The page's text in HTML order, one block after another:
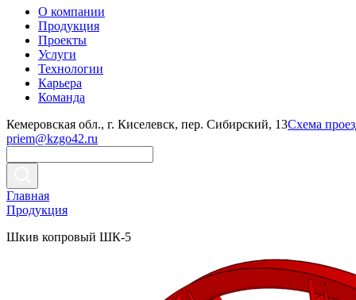
О компании
Продукция
Проекты
Услуги
Технологии
Карьера
Команда
Кемеровская обл., г. Киселевск, пер. Сибирский, 13Схема
priem@kzgo42.ru
Главная
Продукция
Шкив копровый ШК-5